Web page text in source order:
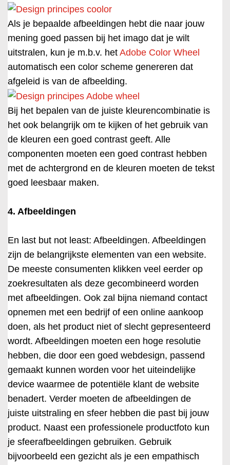
Als je bepaalde afbeeldingen hebt die naar jouw
mening goed passen bij het imago dat je wilt
uitstralen, kun je m.b.v. het Adobe Color Wheel
automatisch een color scheme genereren dat
afgeleid is van de afbeelding.
Bij het bepalen van de juiste kleurencombinatie is
het ook belangrijk om te kijken of het gebruik van
de kleuren een goed contrast geeft. Alle
componenten moeten een goed contrast hebben
met de achtergrond en de kleuren moeten de tekst
goed leesbaar maken.
4. Afbeeldingen
En last but not least: Afbeeldingen. Afbeeldingen
zijn de belangrijkste elementen van een website.
De meeste consumenten klikken veel eerder op
zoekresultaten als deze gecombineerd worden
met afbeeldingen. Ook zal bijna niemand contact
opnemen met een bedrijf of een online aankoop
doen, als het product niet of slecht gepresenteerd
wordt. Afbeeldingen moeten een hoge resolutie
hebben, die door een goed webdesign, passend
gemaakt kunnen worden voor het uiteindelijke
device waarmee de potentiële klant de website
benadert. Verder moeten de afbeeldingen de
juiste uitstraling en sfeer hebben die past bij jouw
product. Naast een professionele productfoto kun
je sfeerafbeeldingen gebruiken. Gebruik
bijvoorbeeld een gezicht als je een empathisch